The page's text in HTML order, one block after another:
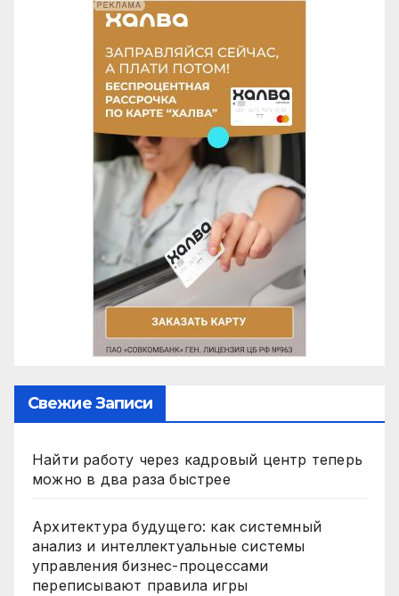
Свежие Записи
Найти работу через кадровый центр теперь
можно в два раза быстрее
Архитектура будущего: как системный
анализ и интеллектуальные системы
управления бизнес-процессами
переписывают правила игры